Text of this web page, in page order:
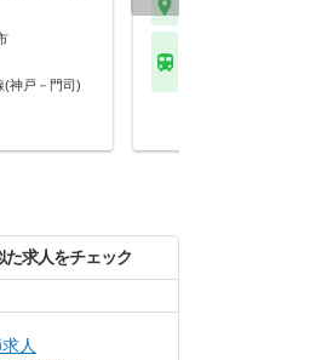
(神戸－門司)
た求人をチェック
人